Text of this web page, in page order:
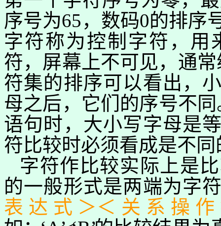
序号为65 ，数码0的排序
字符称为控制字符，用
符，屏幕上不可见，通
符集的排序可以看出，
母之后，它们的序号不
语句时，大小写字母是
符比较时必须看成是不同
字符作比较实际上是
的一般形式是两端为字
表达式＞＜关系操